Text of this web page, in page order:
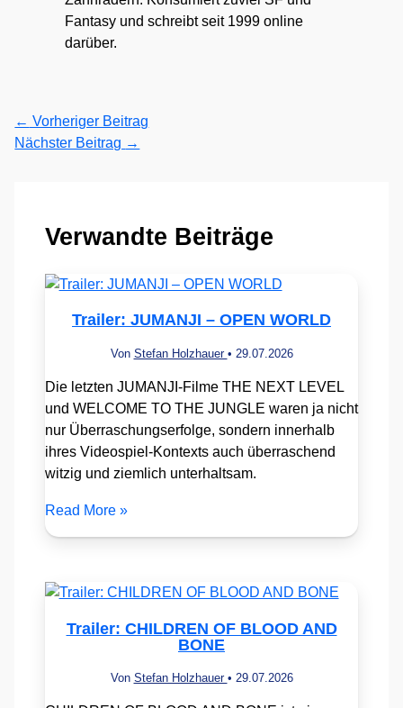
Fantasy und schreibt seit 1999 online
darüber.
← Vorheriger Beitrag
Nächster Beitrag →
Verwandte Beiträge
Trailer: JUMANJI – OPEN WORLD
Von Stefan Holzhauer • 29.07.2026
Die letzten JUMANJI-Filme THE NEXT LEVEL
und WELCOME TO THE JUNGLE waren ja nicht
nur Überraschungserfolge, sondern innerhalb
ihres Videospiel-Kontexts auch überraschend
witzig und ziemlich unterhaltsam.
Read More »
Trailer: CHILDREN OF BLOOD AND
BONE
Von Stefan Holzhauer • 29.07.2026